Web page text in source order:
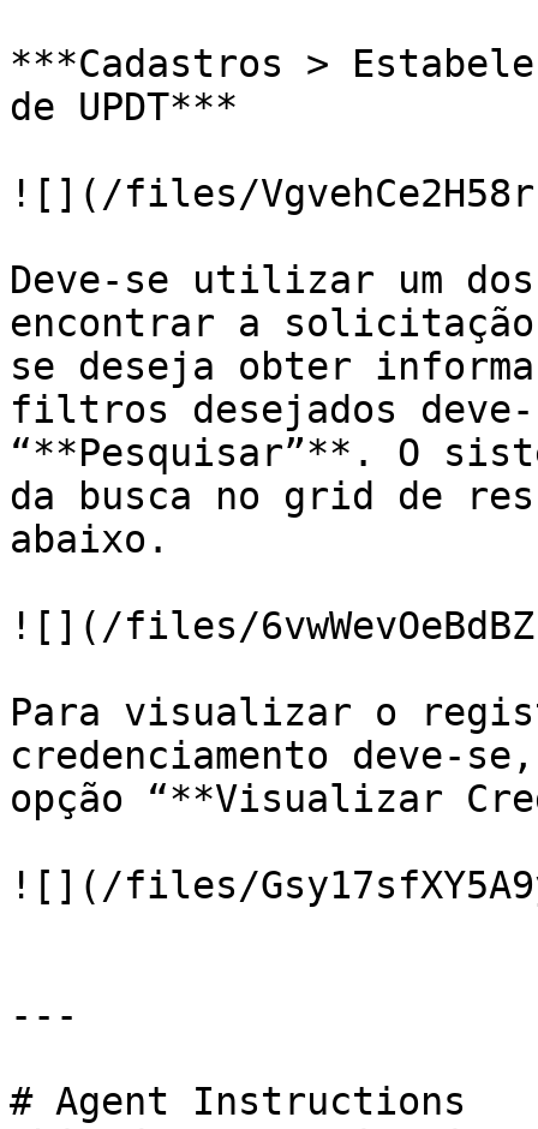
***Cadastros >
de UPDT***
![](/files/
Deve-se utilizar um
encontrar a solicitação
se deseja obter
filtros desejados deve-
“**Pesquisar”**. O
da busca no grid de
abaixo.
![](/files/
Para visualizar o
credenciamento deve-
opção “**Visualizar
![](/files/
---
# Agent Instructions